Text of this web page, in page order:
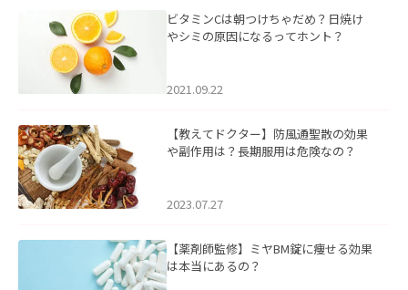
ビタミンCは朝つけちゃだめ？日焼け
やシミの原因になるってホント？
2021.09.22
【教えてドクター】防風通聖散の効果
や副作用は？長期服用は危険なの？
2023.07.27
【薬剤師監修】ミヤBM錠に痩せる効果
は本当にあるの？